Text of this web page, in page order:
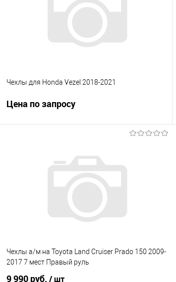
Чехлы для Honda Vezel 2018-2021
Цена по запросу
Купить в 1 клик
Сравнение
Под заказ
Чехлы а/м на Toyota Land Cruiser Prado 150 2009-
2017 7 мест Правый руль
9 990 руб. / шт